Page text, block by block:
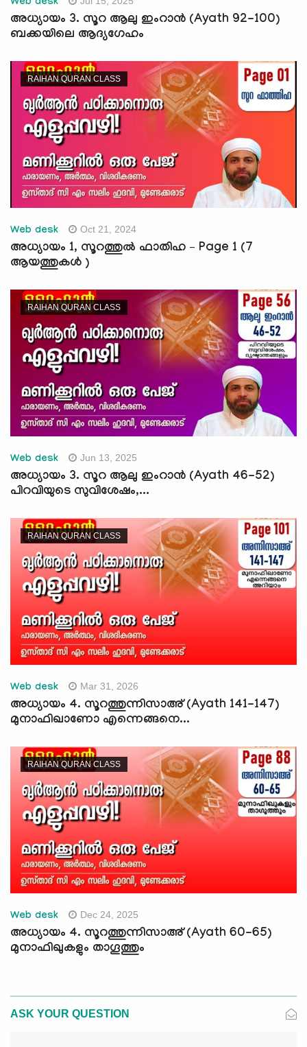
Web desk
അധ്യായം 3. സൂറ ആലു ഇംറാന്‍ (Ayath 92-100)
ബക്കയിലെ ആദ്യഗേഹം
RAIHAN QURAN CLASS
Web desk Oct 21, 2024
അധ്യായം 1, സൂറത്തുല്‍ ഫാതിഹ – Page 1 (7
ആയത്തുകൾ )
RAIHAN QURAN CLASS
Web desk Jun 13, 2025
അധ്യായം 3. സൂറ ആലു ഇംറാന്‍ (Ayath 46-52)
പിറവിയുടെ സുവിശേഷം,...
RAIHAN QURAN CLASS
Web desk Mar 31, 2026
അധ്യായം 4. സൂറത്തുന്നിസാഅ് (Ayath 141-147)
മുനാഫിഖാണോ എന്നെങ്ങനെ...
RAIHAN QURAN CLASS
Web desk Dec 24, 2025
അധ്യായം 4. സൂറത്തുന്നിസാഅ് (Ayath 60-65)
മുനാഫിഖുകളും താഗൂത്തും
ASK YOUR QUESTION